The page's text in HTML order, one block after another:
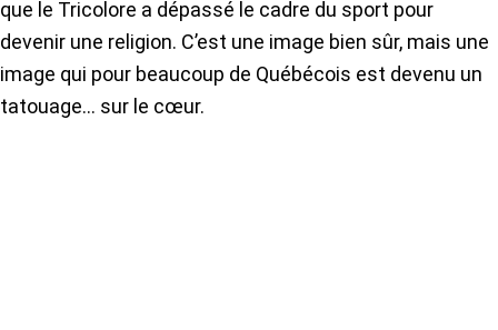
que le Tricolore a dépassé le cadre du sport pour
devenir une religion. C’est une image bien sûr, mais une
image qui pour beaucoup de Québécois est devenu un
tatouage… sur le cœur.